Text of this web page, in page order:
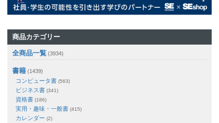
商品カテゴリー
全商品一覧 (3934)
書籍 (1439)
コンピュータ書 (563)
ビジネス書 (341)
資格書 (186)
実用・趣味・一般書 (415)
カレンダー (2)